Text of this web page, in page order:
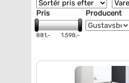
Pris
881,- 1.598,-
Producent